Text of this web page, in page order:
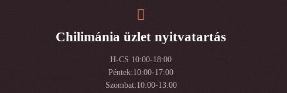
Chilimánia üzlet nyitvatartás
H-CS 10:00-18:00
Péntek:10:00-17:00
Szombat:10:00-13:00